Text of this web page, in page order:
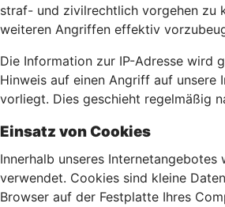
straf- und zivilrechtlich vorgehen zu
weiteren Angriffen effektiv
Die Information zur IP-Adresse wird
Hinweis auf einen Angriff auf unsere
vorliegt. Dies geschieht regelmäßig
Einsatz von Cookies
Innerhalb unseres Internetangebotes
verwendet. Cookies sind kleine
Browser auf der Festplatte Ihres